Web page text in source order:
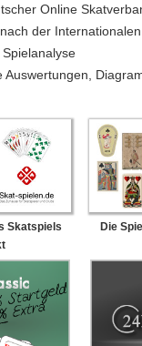
Online
der
Auswertungen,
Skatspiels
Die